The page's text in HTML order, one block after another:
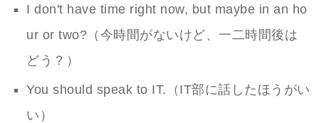
I don't have time right now, but maybe in an ho
ur or two?（今時間がないけど、一二時間後は
どう？）
You should speak to IT.（IT部に話したほうがい
い）